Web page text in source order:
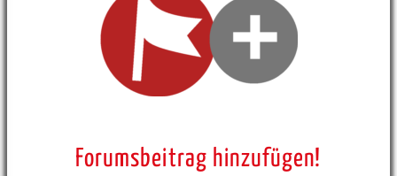
Forumsbeitrag hinzufügen!